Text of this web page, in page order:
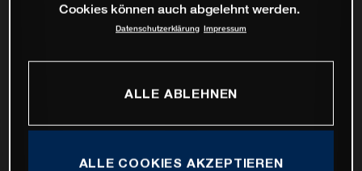
Cookies können auch abgelehnt werden.
Datenschutzerklärung Impressum
ALLE ABLEHNEN
ALLE COOKIES AKZEPTIEREN